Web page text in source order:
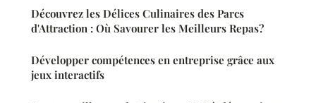
Découvrez les Délices Culinaires des Parcs
d'Attraction : Où Savourer les Meilleurs Repas?
Développer compétences en entreprise grâce aux
jeux interactifs